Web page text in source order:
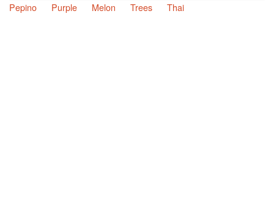
Pepino
Purple Melon Trees Thai